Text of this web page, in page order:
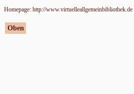
Homepage: http://www.virtuelleallgemeinbibliothek.de
Oben